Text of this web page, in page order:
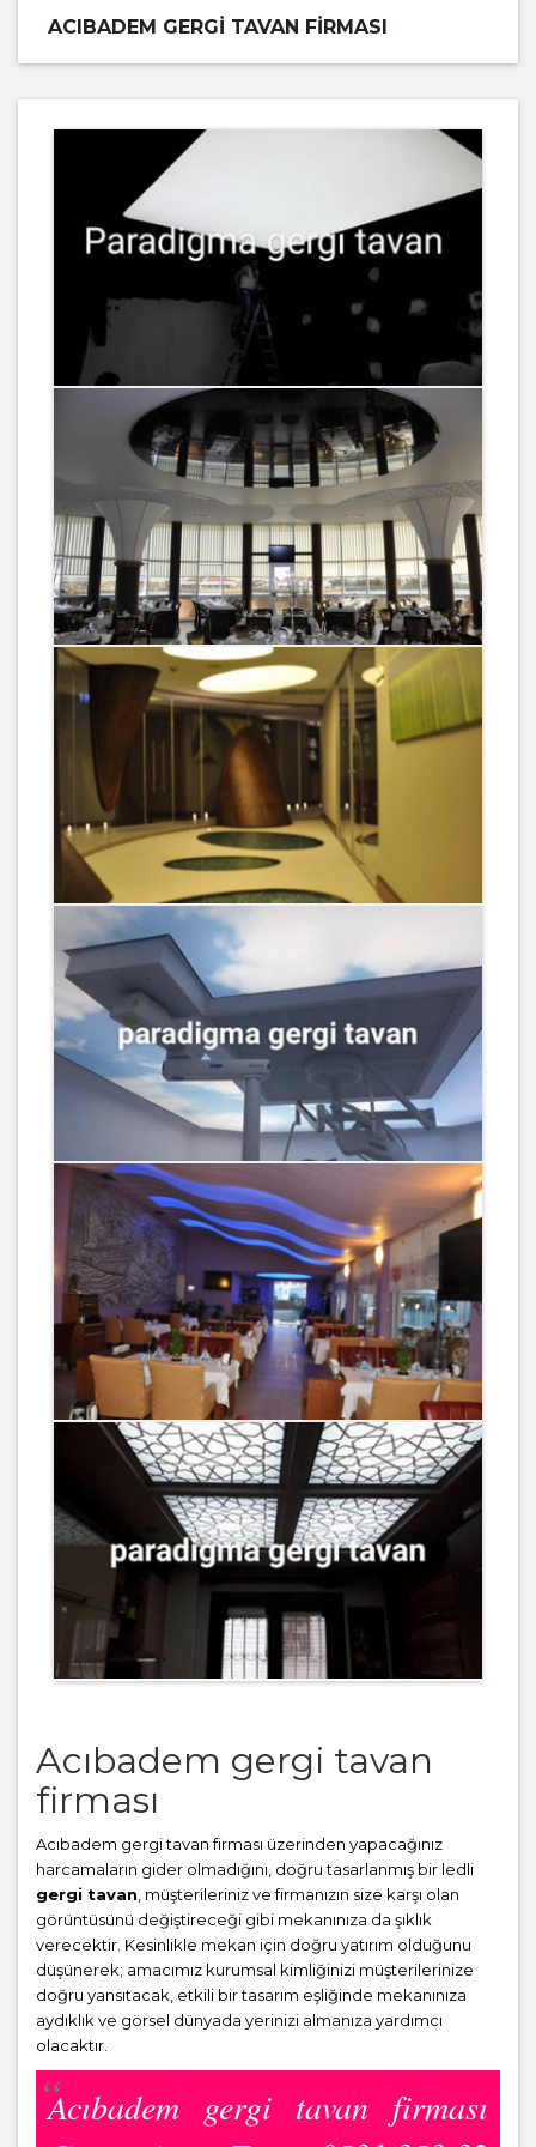
ACIBADEM GERGI TAVAN FIRMASI
Acıbadem gergi tavan
firması
Acıbadem gergi tavan firması üzerinden yapacağınız
harcamaların gider olmadığını, doğru tasarlanmış bir ledli
gergi tavan , müşterileriniz ve firmanızın size karşı olan
görüntüsünü değiştireceği gibi mekanınıza da şıklık
verecektir. Kesinlikle mekan için doğru yatırım olduğunu
düşünerek; amacımız kurumsal kimliğinizi müşterilerinize
doğru yansıtacak, etkili bir tasarım eşliğinde mekanınıza
aydıklık ve görsel dünyada yerinizi almanıza yardımcı
olacaktır.
Acıbadem gergi tavan firması